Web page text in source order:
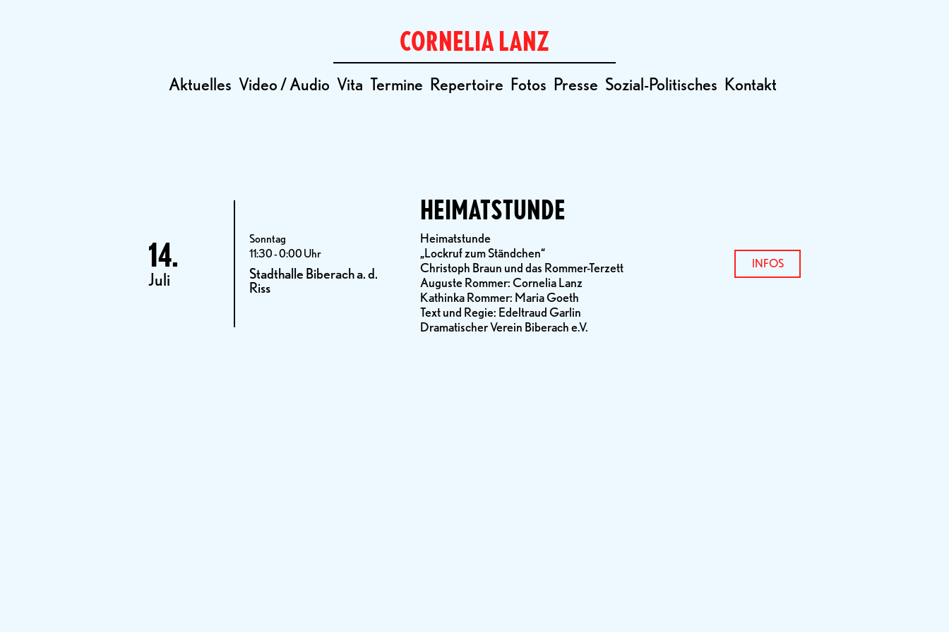
CORNELIA LANZ
Aktuelles Video / Audio Vita Termine Repertoire Fotos Presse Sozial-Politisches Kontakt
14.
Juli
Sonntag
11:30 - 0:00 Uhr
Stadthalle Biberach a. d.
Riss
HEIMATSTUNDE
Heimatstunde
„Lockruf zum Ständchen“
Christoph Braun und das Rommer-Terzett
Auguste Rommer: Cornelia Lanz
Kathinka Rommer: Maria Goeth
Text und Regie: Edeltraud Garlin
Dramatischer Verein Biberach e.V.
INFOS